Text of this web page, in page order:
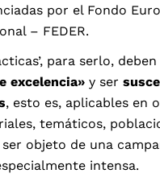
por el Fondo
– FEDER.
para serlo,
excelencia» y ser
, esto es, aplicables en
temáticos,
ser objeto de una
intensa.